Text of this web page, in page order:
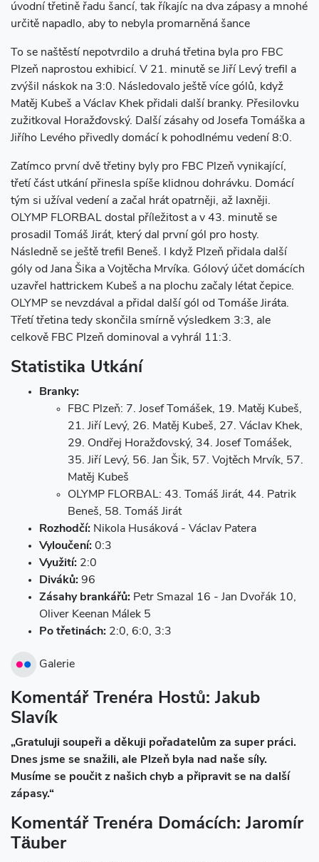
úvodní třetině řadu šancí, tak říkajíc na dva zápasy a mnohé
určitě napadlo, aby to nebyla promarněná šance
To se naštěstí nepotvrdilo a druhá třetina byla pro FBC
Plzeň naprostou exhibicí. V 21. minutě se Jiří Levý trefil a
zvýšil náskok na 3:0. Následovalo ještě více gólů, když
Matěj Kubeš a Václav Khek přidali další branky. Přesilovku
zužitkoval Horažďovský. Další zásahy od Josefa Tomáška a
Jiřího Levého přivedly domácí k pohodlnému vedení 8:0.
Zatímco první dvě třetiny byly pro FBC Plzeň vynikající,
třetí část utkání přinesla spíše klidnou dohrávku. Domácí
tým si užíval vedení a začal hrát opatrněji, až laxněji.
OLYMP FLORBAL dostal příležitost a v 43. minutě se
prosadil Tomáš Jirát, který dal první gól pro hosty.
Následně se ještě trefil Beneš. I když Plzeň přidala další
góly od Jana Šika a Vojtěcha Mrvíka. Gólový účet domácích
uzavřel hattrickem Kubeš a na plochu začaly létat čepice.
OLYMP se nevzdával a přidal další gól od Tomáše Jiráta.
Třetí třetina tedy skončila smírně výsledkem 3:3, ale
celkově FBC Plzeň dominoval a vyhrál 11:3.
Statistika Utkání
Branky:
FBC Plzeň: 7. Josef Tomášek, 19. Matěj Kubeš,
21. Jiří Levý, 26. Matěj Kubeš, 27. Václav Khek,
29. Ondřej Horažďovský, 34. Josef Tomášek,
35. Jiří Levý, 56. Jan Šik, 57. Vojtěch Mrvík, 57.
Matěj Kubeš
OLYMP FLORBAL: 43. Tomáš Jirát, 44. Patrik
Beneš, 58. Tomáš Jirát
Rozhodčí: Nikola Husáková - Václav Patera
Vyloučení: 0:3
Využití: 2:0
Diváků: 96
Zásahy brankářů: Petr Smazal 16 - Jan Dvořák 10,
Oliver Keenan Málek 5
Po třetinách: 2:0, 6:0, 3:3
Galerie
Komentář Trenéra Hostů: Jakub
Slavík
„Gratuluji soupeři a děkuji pořadatelům za super práci.
Dnes jsme se snažili, ale Plzeň byla nad naše síly.
Musíme se poučit z našich chyb a připravit se na další
zápasy.“
Komentář Trenéra Domácích: Jaromír
Täuber